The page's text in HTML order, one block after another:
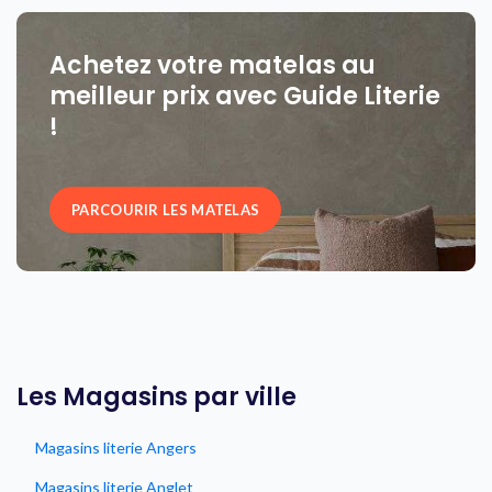
Achetez votre matelas au
meilleur prix avec Guide Literie
!
PARCOURIR LES MATELAS
Les Magasins par ville
Magasins literie Angers
Magasins literie Anglet